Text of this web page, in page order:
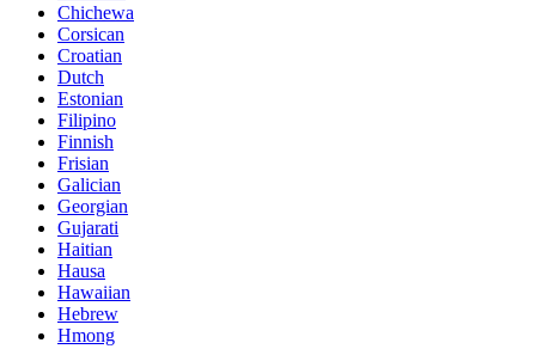
Chichewa
Corsican
Croatian
Dutch
Estonian
Filipino
Finnish
Frisian
Galician
Georgian
Gujarati
Haitian
Hausa
Hawaiian
Hebrew
Hmong